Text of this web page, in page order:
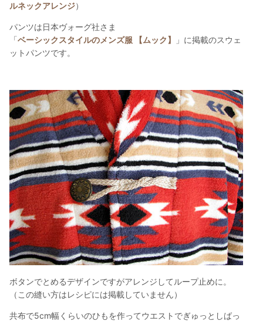
ルネックアレンジ）
パンツは日本ヴォーグ社さま
「ベーシックスタイルのメンズ服 【ムック】
」に掲載のスウェ
ットパンツです。
ボタンでとめるデザインですがアレンジしてループ止めに。
（この縫い方はレシピには掲載していません）
共布で5cm幅くらいのひもを作ってウエストでぎゅっとしばっ